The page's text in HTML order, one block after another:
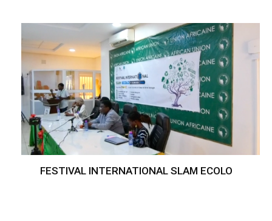
FESTIVAL INTERNATIONAL SLAM ECOLO